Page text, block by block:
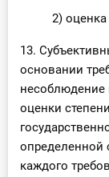
2) оценка
13.
основании
несоблюдение
оценки
определенной
каждого